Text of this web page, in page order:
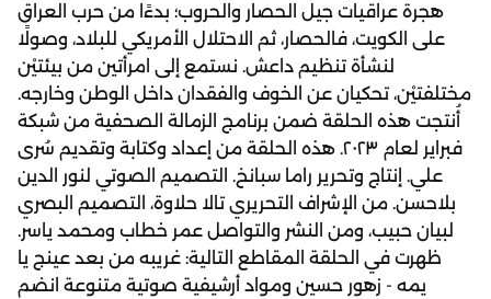
هجرة عراقيات جيل الحصار والحروب؛ بدءًا من حرب العراق
على الكويت، فالحصار، ثم الاحتلال الأمريكي للبلاد، وصولًا
لنشأة تنظيم داعش. نستمع إلى امرأتين من بيئتيْن
مختلفتيْن، تحكيان عن الخوف والفقدان داخل الوطن وخارجه.
أُنتجت هذه الحلقة ضمن برنامج الزمالة الصحفية من شبكة
فبراير لعام ٢٠٢٣. هذه الحلقة من إعداد وكتابة وتقديم سُرى
علي. إنتاج وتحرير راما سبانخ. التصميم الصوتي لنور الدين
بلاحسن. من الإشراف التحريري تالا حلاوة، التصميم البصري
لبيان حبيب، ومن النشر والتواصل عمر خطاب ومحمد ياسر.
ظهرت في الحلقة المقاطع التالية: غريبه من بعد عينج يا
يمه - زهور حسين ومواد أرشيفية صوتية متنوعة انضم